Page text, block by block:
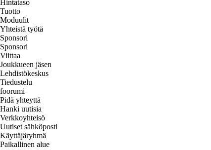
Hintataso
Tuotto
Moduulit
Yhteistä työtä
Sponsori
Sponsori
Viittaa
Joukkueen jäsen
Lehdistökeskus
Tiedustelu
foorumi
Pidä yhteyttä
Hanki uutisia
Verkkoyhteisö
Uutiset sähköposti
Käyttäjäryhmä
Paikallinen alue